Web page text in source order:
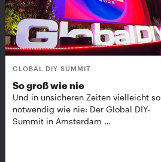
GLOBAL DIY-SUMMIT
So groß wie nie
Und in unsicheren Zeiten vielleicht so
notwendig wie nie: Der Global DIY-
Summit in Amsterdam …